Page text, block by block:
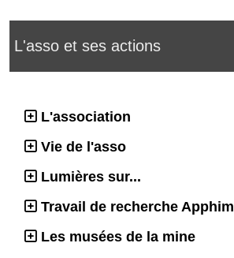
L'asso et ses actions
L'association
Vie de l'asso
Lumières sur...
Travail de recherche Apphim
Les musées de la mine